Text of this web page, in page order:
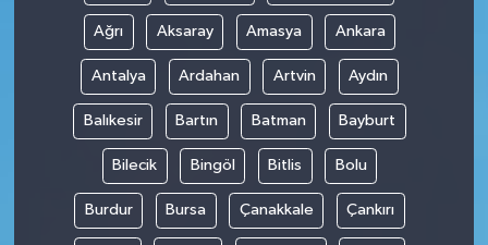
Ağrı Aksaray Amasya Ankara
Antalya Ardahan Artvin Aydın
Balıkesir Bartın Batman Bayburt
Bilecik Bingöl Bitlis Bolu
Burdur Bursa Çanakkale Çankırı